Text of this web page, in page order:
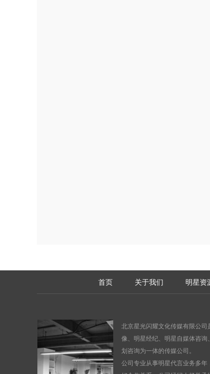
首页 关于我们 明星资
北京星光闪耀文化传媒有限公
像
明星经纪、明星自媒体咨
划咨询为一体的传媒公司。
公司专业从事明星代言业务多